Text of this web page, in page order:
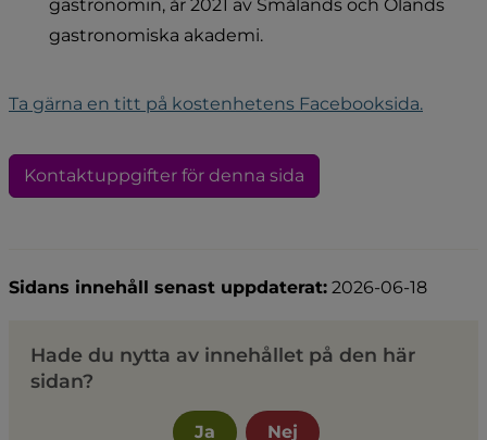
gastronomin, år 2021 av Smålands och Ölands
gastronomiska akademi.
Ta gärna en titt på kostenhetens Facebooksida.
Kontaktuppgifter för denna sida
Sidans innehåll senast uppdaterat: 2026-06-18
Hade du nytta av innehållet på den här
sidan?
Ja Nej